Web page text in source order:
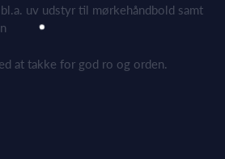
uv udstyr til mørkehåndbold samt
at takke for god ro og orden.